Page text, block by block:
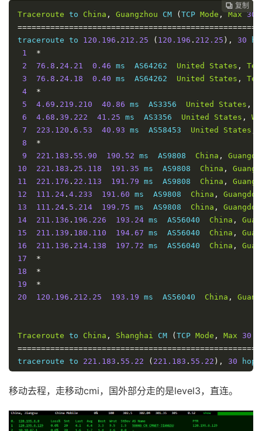
States,
5
64.125 28.124 29.58 ms  AS6461 United States,
6
64.125.29.53 30.38 ms  AS6461 United States,
7
64.125 28.231 30.25 ms  AS6461 United States ,
8
64.125
9
219.158 . 97.205 182.80 ms  AS4837 China ,
10
219.158 . 111.213 226.29 ms  AS4837 China,
11
219.158
12
*
13
*
14
221.219 . 202.222 217.87 ms  AS4808 China ,
15
124.65
16
61.135. 113.158 222.04 ms  AS4808 China
17
*
18
123.125 . 99.1 224.95 ms  AS4808 China, Beijing
 复制
 复制
 复制
Traceroute to China , Guangzhou CM ( TCP Mode , Max 30
traceroute to 120.196 . 212.25 ( 120.196 . 212.25 ), 30
1
*
2
76.8 . 24.21 0.46 ms  AS64262 United States ,
3
76.8 . 24.18 0.40 ms  AS64262 United States ,
4
*
5
4.69 . 219.210 40.86 ms  AS3356 United States ,
6
4.68 . 39.222 41.25 ms  AS3356 United States ,
7
223.120 . 6.53 40.93 ms  AS58453 United States
8
*
9
221.183 . 55.90 190.52 ms  AS9808 China ,
10
221.183 . 25.118 191.35 ms  AS9808 China ,
11
221.176 . 22.113 191.79 ms  AS9808 China ,
12
111.24 . 4.233 191.60 ms  AS9808 China ,
13
111.24 . 5.214 199.75 ms  AS9808 China ,
14
211.136 . 196.226 193.24 ms  AS56040 China ,
15
211.139 . 180.110 194.67 ms  AS56040 China ,
16
211.136 . 214.138 197.72 ms  AS56040 China ,
17
*
18
*
19
*
20
120.196 . 212.25 193.19 ms  AS56040 China ,
Traceroute to China , Shanghai CM ( TCP Mode , Max 30
traceroute to 221.183 . 55.22 ( 221.183 . 55.22 ), 30
1
*
2
76.8 .24.21 0.37 ms  AS64262 United States
4
154.24.62.93 2.29 ms  AS174 United States,
5
154.54. 46.217 2.56 ms  AS174 United States
移动去程，走移动cmi，国外部分走的是level3，直连。